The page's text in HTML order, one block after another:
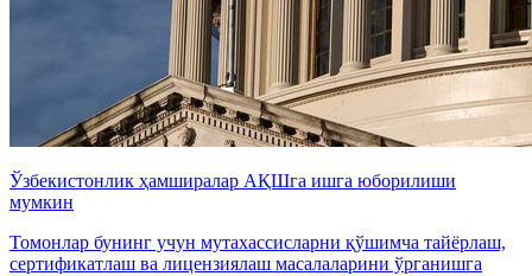
Ўзбекистонлик ҳамширалар АҚШга ишга юборилиши
мумкин
Томонлар бунинг учун мутахассисларни қўшимча тайёрлаш,
сертификатлаш ва лицензиялаш масалаларини ўрганишга